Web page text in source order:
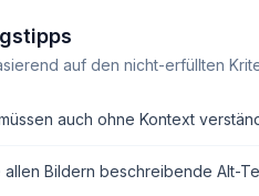
auf den nicht-erfüllten
auch ohne Kontext
allen Bildern beschreibende Alt-